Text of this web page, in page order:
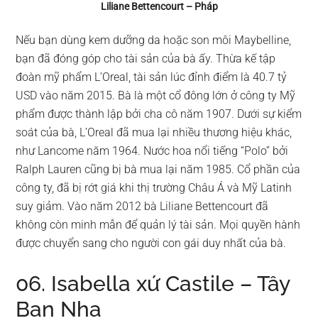
Liliane Bettencourt – Pháp
Nếu bạn dùng kem dưỡng da hoặc son môi Maybelline,
bạn đã đóng góp cho tài sản của bà ấy. Thừa kế tập
đoàn mỹ phẩm L’Oreal, tài sản lúc đỉnh điểm là 40.7 tỷ
USD vào năm 2015. Bà là một cổ đông lớn ở công ty Mỹ
phẩm được thành lập bởi cha cô năm 1907. Dưới sự kiểm
soát của bà, L’Oreal đã mua lại nhiều thương hiệu khác,
như Lancome năm 1964. Nước hoa nổi tiếng “Polo” bởi
Ralph Lauren cũng bị bà mua lại năm 1985. Cổ phần của
công ty, đã bị rớt giá khi thị trường Châu Á và Mỹ Latinh
suy giảm. Vào năm 2012 bà Liliane Bettencourt đã
không còn minh mẫn để quản lý tài sản. Mọi quyền hành
được chuyển sang cho người con gái duy nhất của bà.
06. Isabella xứ Castile – Tây
Ban Nha